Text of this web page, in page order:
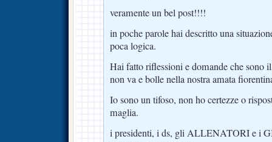
veramente un bel post!!!!
in poche parole hai descritto una
poca logica.
Hai fatto riflessioni e domande che sono
non va e bolle nella nostra amata
Io sono un tifoso, non ho certezze o
maglia.
i presidenti, i ds, gli ALLENATORI e i